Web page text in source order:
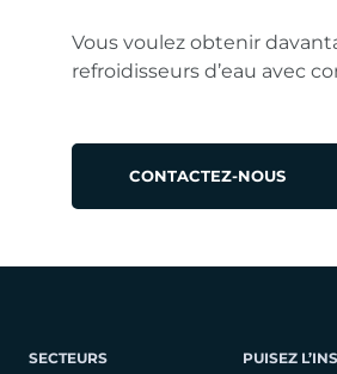
Vous voulez obtenir
refroidisseurs d’eau avec
CONTACTEZ-NOUS
SECTEURS PUISEZ